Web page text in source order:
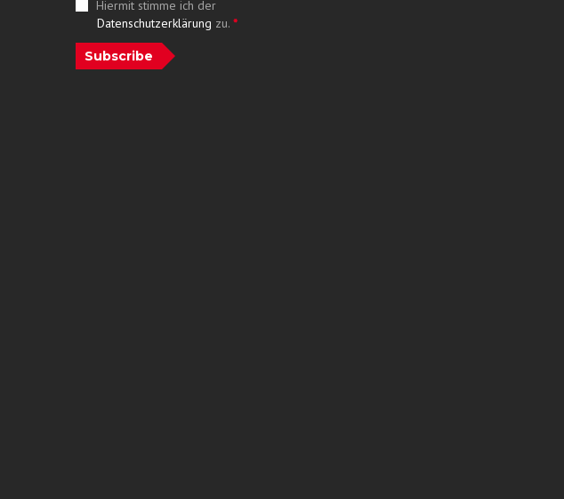
Hiermit stimme ich der
Datenschutzerklärung zu. *
Subscribe